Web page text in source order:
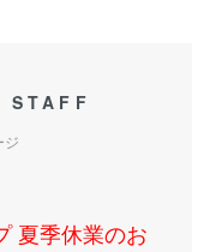
STAFF
ジ
夏季休業のお